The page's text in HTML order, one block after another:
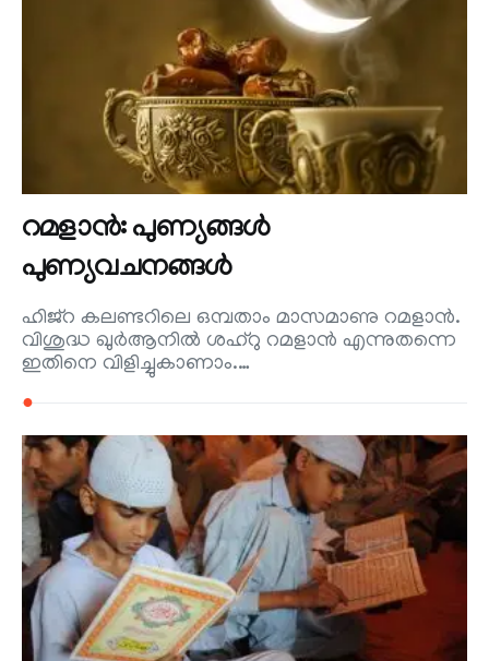
റമളാന്‍: പുണ്യങ്ങള്‍
പുണ്യവചനങ്ങള്‍
ഹിജ്റ കലണ്ടറിലെ ഒമ്പതാം മാസമാണു റമളാന്‍.
വിശുദ്ധ ഖുര്‍ആനില്‍ ശഹ്റു റമളാന്‍ എന്നുതന്നെ
ഇതിനെ വിളിച്ചുകാണാം.…
●